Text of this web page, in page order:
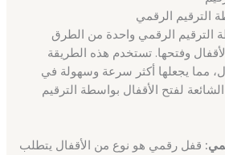
الترقيم الرقمي
الترقيم الرقمي واحدة من الطرق
وفتحها. تستخدم هذه الطريقة
مما يجعلها أكثر سرعة وسهولة في
لفتح الأقفال بواسطة الترقيم
قفل رقمي هو نوع من الأقفال يتطلب